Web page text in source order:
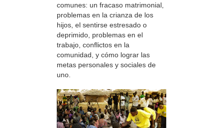
comunes: un fracaso matrimonial,
problemas en la crianza de los
hijos, el sentirse estresado o
deprimido, problemas en el
trabajo, conflictos en la
comunidad, y cómo lograr las
metas personales y sociales de
uno.